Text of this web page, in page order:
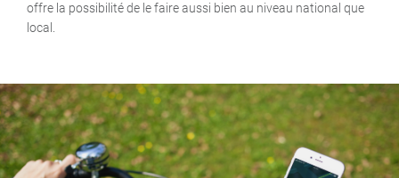
offre la possibilité de le faire aussi bien au niveau national que
local.